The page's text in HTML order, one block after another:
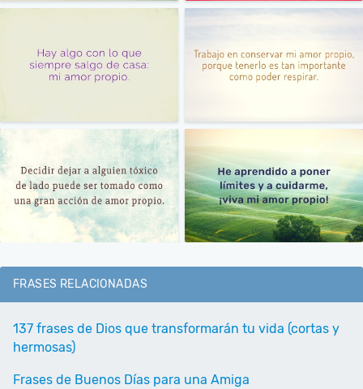
FRASES RELACIONADAS
137 frases de Dios que transformarán tu vida (cortas y
hermosas)
Frases de Buenos Días para una Amiga